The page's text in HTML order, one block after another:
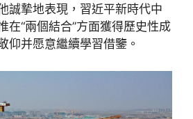
誠摯地表現，習近平新時代中
在“兩個結合”方面獲得歷史性成
仰并愿意繼續學習借鑒。